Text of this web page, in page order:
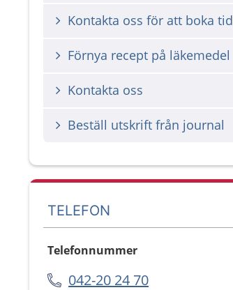
Kontakta oss för att boka tid
Förnya recept på läkemedel
Kontakta oss
Beställ utskrift från journal
TELEFON
Telefonnummer
042-20 24 70